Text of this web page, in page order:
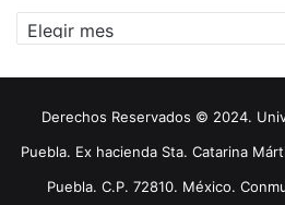
Archivos
Derechos Reservados © 2024.
Puebla. Ex hacienda Sta. Catarina
Puebla. C.P. 72810. México.